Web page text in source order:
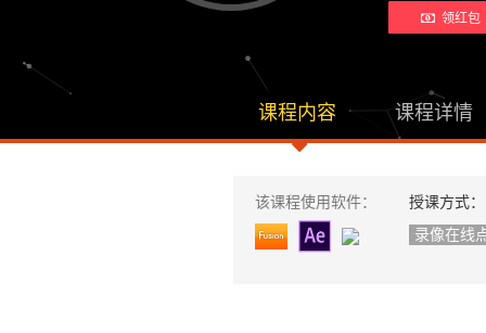
领红包
课程内容 课程详情
该课程使用软件：
授课方式：
录像在线